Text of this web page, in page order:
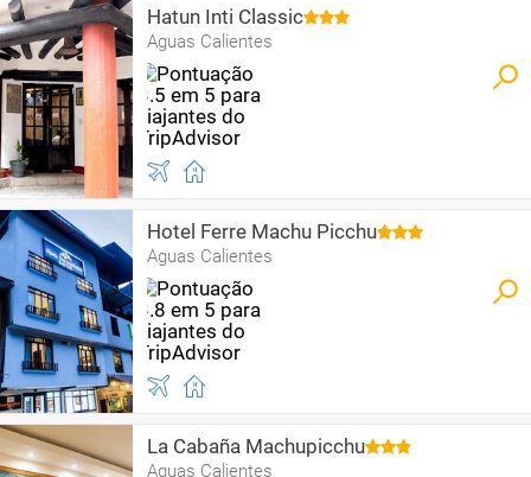
Hatun Inti Classic
Aguas Calientes
Hotel Ferre Machu Picchu
Aguas Calientes
La Cabaña Machupicchu
Aguas Calientes